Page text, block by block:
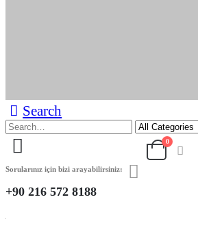
Search
Sorularınız için bizi arayabilirsiniz:
+90 216 572 8188
0